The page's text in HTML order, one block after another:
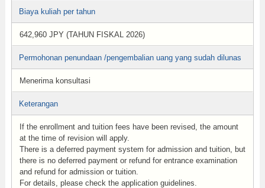
Biaya kuliah per tahun
642,960 JPY (TAHUN FISKAL 2026)
Permohonan penundaan /pengembalian uang yang sudah dilunas
Menerima konsultasi
Keterangan
If the enrollment and tuition fees have been revised, the amount
at the time of revision will apply.
There is a deferred payment system for admission and tuition, but
there is no deferred payment or refund for entrance examination
and refund for admission or tuition.
For details, please check the application guidelines.